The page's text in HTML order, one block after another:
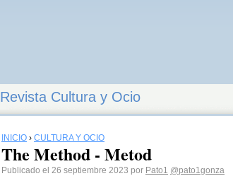
Revista Cultura y Ocio
INICIO › CULTURA Y OCIO
The Method - Metod
Publicado el 26 septiembre 2023 por Pato1 @pato1gonza